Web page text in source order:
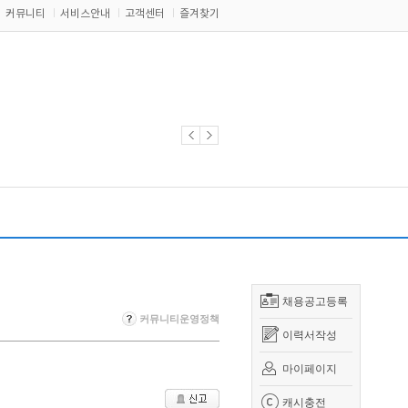
커뮤니티 서비스안내 고객센터 즐겨찾기
채용공고등록
이력서작성
마이페이지
캐시충전
커뮤니티운영정책